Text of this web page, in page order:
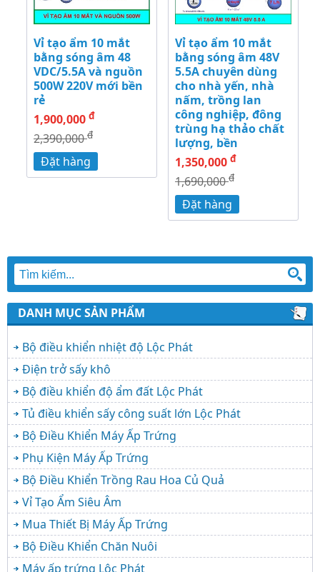
Vỉ tạo ẩm 10 mắt
bằng sóng âm 48
VDC/5.5A và nguồn
500W 220V mới bền
rẻ
1,900,000 đ
2,390,000đ
Đặt hàng
Vỉ tạo ẩm 10 mắt
bằng sóng âm 48V
5.5A chuyên dùng
cho nhà yến, nhà
nấm, trồng lan
công nghiệp, đông
trùng hạ thảo chất
lượng, bền
1,350,000 đ
1,690,000đ
Đặt hàng
DANH MỤC SẢN PHẨM
Bộ điều khiển nhiệt độ Lộc Phát
Điện trở sấy khô
Bộ điều khiển độ ẩm đất Lộc Phát
Tủ điều khiển sấy công suất lớn Lộc Phát
Bộ Điều Khiển Máy Ấp Trứng
Phụ Kiện Máy Ấp Trứng
Bộ Điều Khiển Trồng Rau Hoa Củ Quả
Vỉ Tạo Ẩm Siêu Âm
Mua Thiết Bị Máy Ấp Trứng
Bộ Điều Khiển Chăn Nuôi
Máy ấp trứng Lộc Phát